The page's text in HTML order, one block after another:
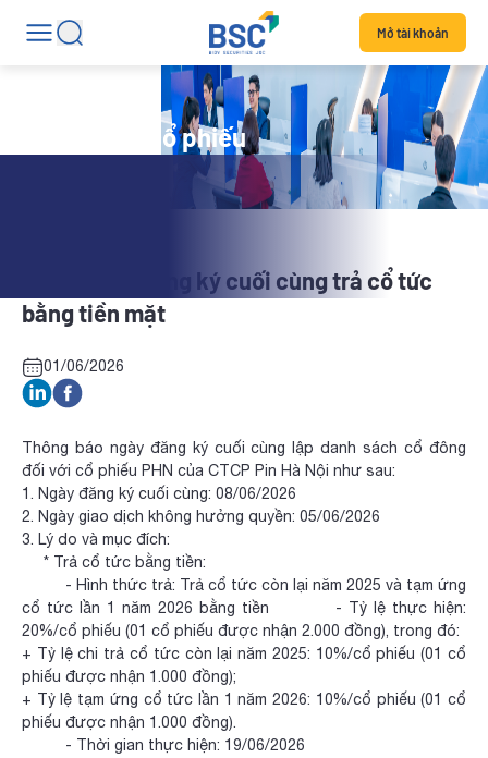
Mở tài khoản
Tin tức mã cổ phiếu
PHN: Ngày đăng ký cuối cùng trả cổ tức
bằng tiền mặt
01/06/2026
Thông báo ngày đăng ký cuối cùng lập danh sách cổ đông
đối với cổ phiếu PHN của CTCP Pin Hà Nội như sau:
1. Ngày đăng ký cuối cùng: 08/06/2026
2. Ngày giao dịch không hưởng quyền: 05/06/2026
3. Lý do và mục đích:
* Trả cổ tức bằng tiền:
- Hình thức trả: Trả cổ tức còn lại năm 2025 và tạm ứng
cổ tức lần 1 năm 2026 bằng tiền - Tỷ lệ thực hiện:
20%/cổ phiếu (01 cổ phiếu được nhận 2.000 đồng), trong đó:
+ Tỷ lệ chi trả cổ tức còn lại năm 2025: 10%/cổ phiếu (01 cổ
phiếu được nhận 1.000 đồng);
+ Tỷ lệ tạm ứng cổ tức lần 1 năm 2026: 10%/cổ phiếu (01 cổ
phiếu được nhận 1.000 đồng).
- Thời gian thực hiện: 19/06/2026